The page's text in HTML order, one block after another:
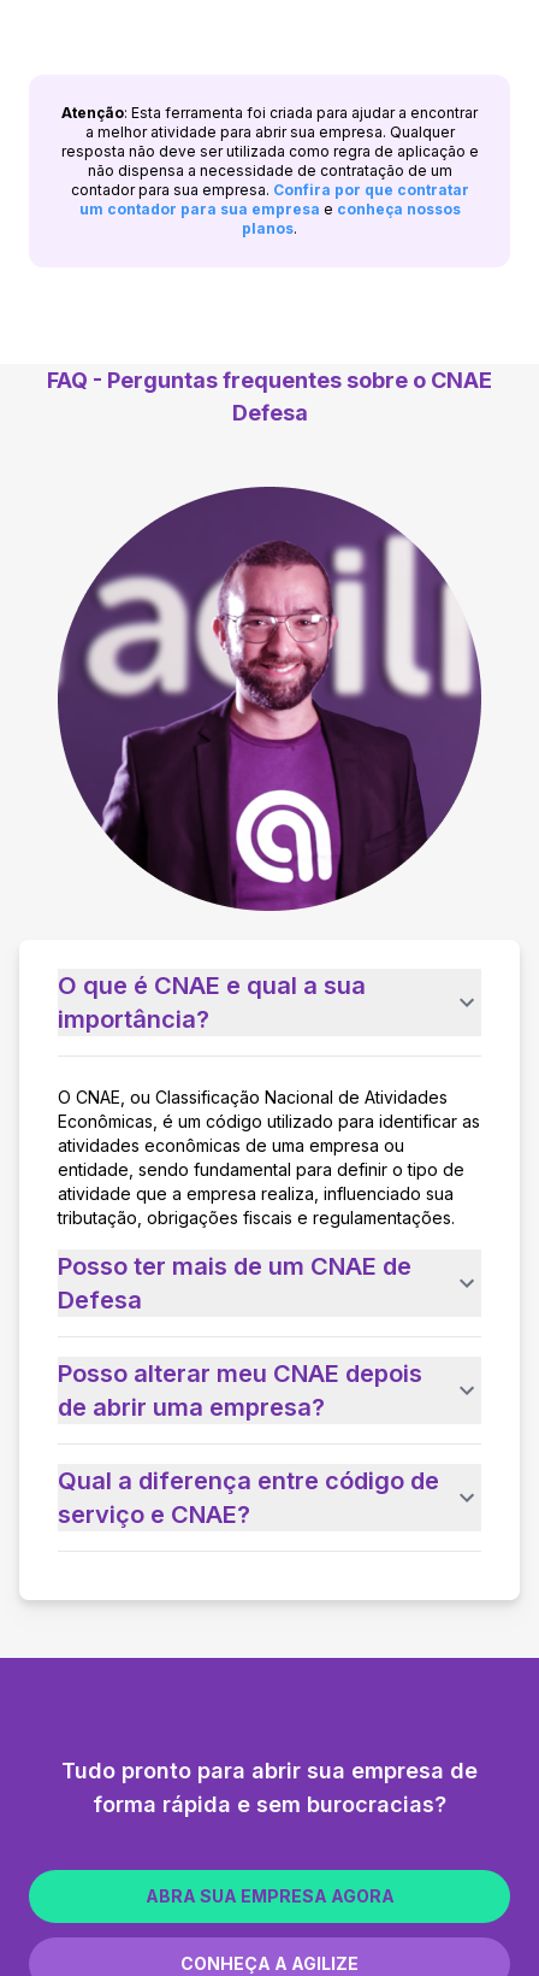
Atenção: Esta ferramenta foi criada para ajudar a encontrar
a melhor atividade para abrir sua empresa. Qualquer
resposta não deve ser utilizada como regra de aplicação e
não dispensa a necessidade de contratação de um
contador para sua empresa. Confira por que contratar
um contador para sua empresa e conheça nossos
planos.
FAQ - Perguntas frequentes sobre o CNAE
Defesa
O que é CNAE e qual a sua
importância?
O CNAE, ou Classificação Nacional de Atividades
Econômicas, é um código utilizado para identificar as
atividades econômicas de uma empresa ou
entidade, sendo fundamental para definir o tipo de
atividade que a empresa realiza, influenciado sua
tributação, obrigações fiscais e regulamentações.
Posso ter mais de um CNAE de
Defesa
Posso alterar meu CNAE depois
de abrir uma empresa?
Qual a diferença entre código de
serviço e CNAE?
Tudo pronto para abrir sua empresa de
forma rápida e sem burocracias?
ABRA SUA EMPRESA AGORA
CONHEÇA A AGILIZE